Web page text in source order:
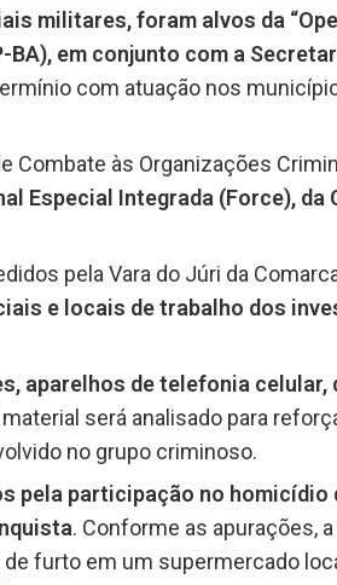
militares, foram alvos da
em conjunto com a
com atuação nos
Combate às Organizações
Especial Integrada (Force), da
pela Vara do Júri da
e locais de trabalho dos
aparelhos de telefonia
material será analisado para
no grupo criminoso.
pela participação no homicídio
. Conforme as apurações,
furto em um supermercado